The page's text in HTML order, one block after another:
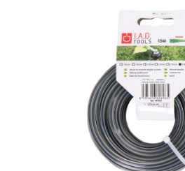
Domácnost
Chovatelské potřeby